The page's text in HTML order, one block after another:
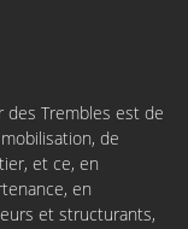
des Trembles est de
de
et ce, en
en
et structurants,